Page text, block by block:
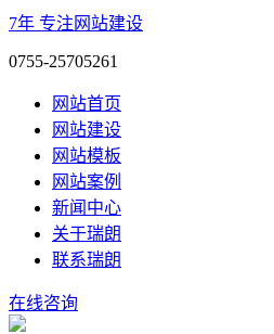
7年 专注网站建设
0755-25705261
网站首页
网站建设
网站模板
网站案例
新闻中心
关于瑞朗
联系瑞朗
在线咨询